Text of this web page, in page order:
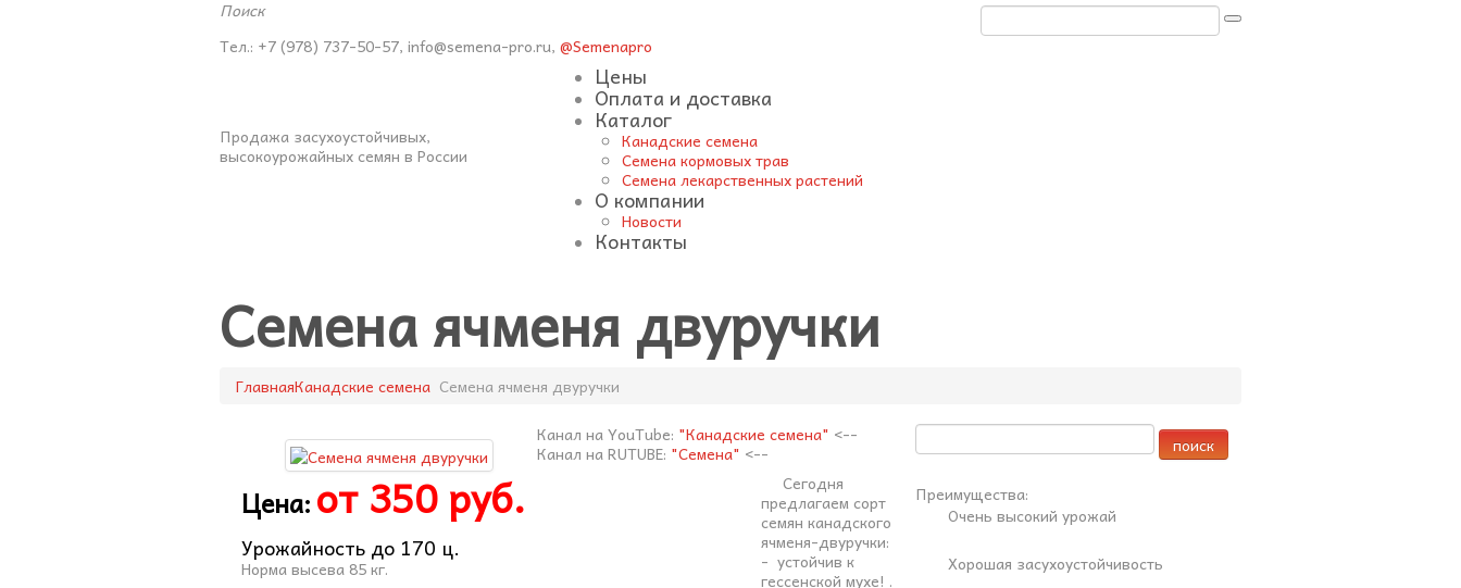
Поиск
Тел.: +7 (978) 737-50-57, info@semena-pro.ru, @Semenapro
Продажа засухоустойчивых,
высокоурожайных семян в России
Цены
Оплата и доставка
Каталог
Канадские семена
Семена кормовых трав
Семена лекарственных растений
О компании
Новости
Контакты
Семена ячменя двуручки
ГлавнаяКанадские семена Семена ячменя двуручки
Цена:от 350 руб.
Урожайность до 170 ц.
Норма высева 85 кг.
Канал на YouTube: "Канадские семена" <--
Канал на RUTUBE: "Семена" <--
Сегодня
предлагаем сорт
семян канадского
ячменя-двуручки:
- устойчив к
гессенской мухе! .
Преимущества:
Очень высокий урожай
Хорошая засухоустойчивость